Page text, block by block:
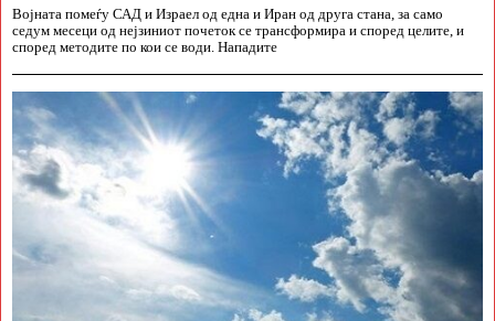
Војната помеѓу САД и Израел од една и Иран од друга стана, за само
седум месеци од нејзиниот почеток се трансформира и според целите, и
според методите по кои се води. Нападите